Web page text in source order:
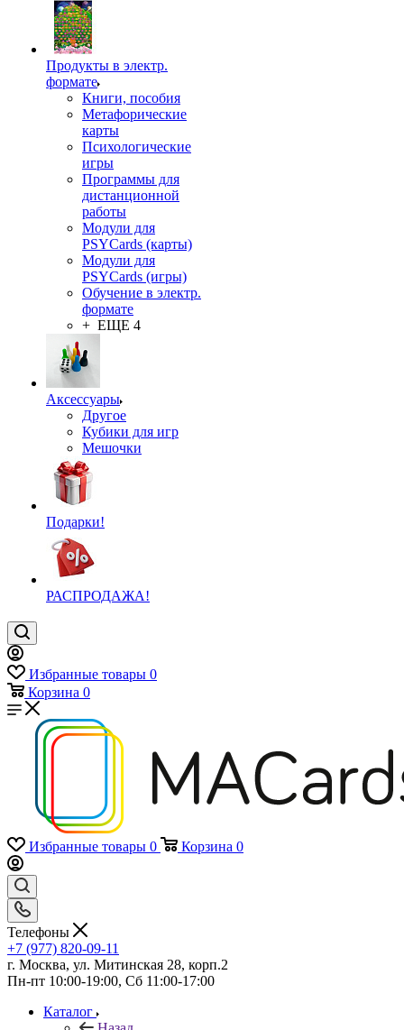
Продукты в электр.
формате
Книги, пособия
Метафорические
карты
Психологические
игры
Программы для
дистанционной
работы
Модули для
PSYCards (карты)
Модули для
PSYCards (игры)
Обучение в электр.
формате
+ ЕЩЕ 4
Аксессуары
Другое
Кубики для игр
Мешочки
Подарки!
РАСПРОДАЖА!
Избранные товары 0
Корзина 0
Избранные товары 0 Корзина 0
Телефоны
+7 (977) 820-09-11
г. Москва, ул. Митинская 28, корп.2
Пн-пт 10:00-19:00, Сб 11:00-17:00
Каталог